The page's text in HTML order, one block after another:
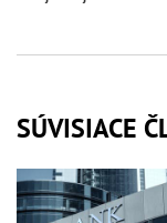
SÚVISIACE